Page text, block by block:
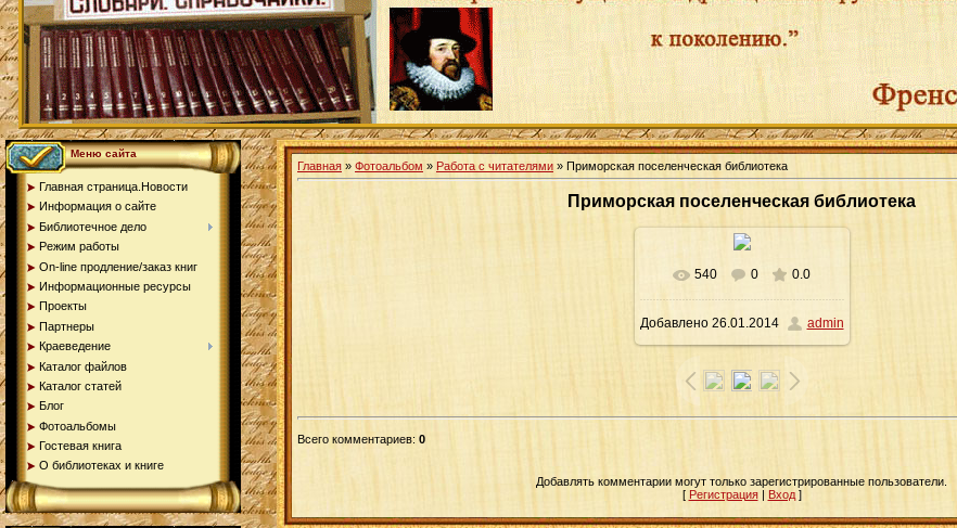
Меню сайта
Главная страница.Новости
Информация о сайте
Библиотечное дело
Режим работы
On-line продление/заказ книг
Информационные ресурсы
Проекты
Партнеры
Краеведение
Каталог файлов
Каталог статей
Блог
Фотоальбомы
Гостевая книга
О библиотеках и книге
Главная » Фотоальбом » Работа с читателями » Приморская поселенческая библиотека
Приморская поселенческая библиотека
В реальном размере
900x602/ 152.2Kb
540 0 0.0
Добавлено26.01.2014 admin
Всего комментариев: 0
Добавлять комментарии могут только зарегистрированные пользователи.
[ Регистрация| Вход]